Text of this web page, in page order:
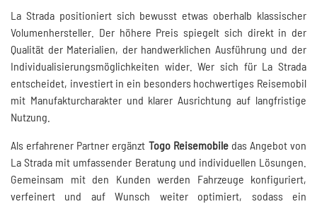
La Strada positioniert sich bewusst etwas oberhalb klassischer
Volumenhersteller. Der höhere Preis spiegelt sich direkt in der
Qualität der Materialien, der handwerklichen Ausführung und der
Individualisierungsmöglichkeiten wider. Wer sich für La Strada
entscheidet, investiert in ein besonders hochwertiges Reisemobil
mit Manufakturcharakter und klarer Ausrichtung auf langfristige
Nutzung.
Als erfahrener Partner ergänzt Togo Reisemobiledas Angebot von
La Strada mit umfassender Beratung und individuellen Lösungen.
Gemeinsam mit den Kunden werden Fahrzeuge konfiguriert,
verfeinert und auf Wunsch weiter optimiert, sodass ein